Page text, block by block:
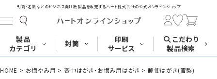
封筒・名刺などのビジネス向け紙製品を販売するハート株式会社の公式オンラインショップ
製品
カテゴリ
封筒
長形封筒 角形封筒 洋形封筒 その他
印刷
サービス
こだわり
製品検索
HOME お悔やみ用 喪中はがき・お悔み用はがき 郵便はがき(官製)